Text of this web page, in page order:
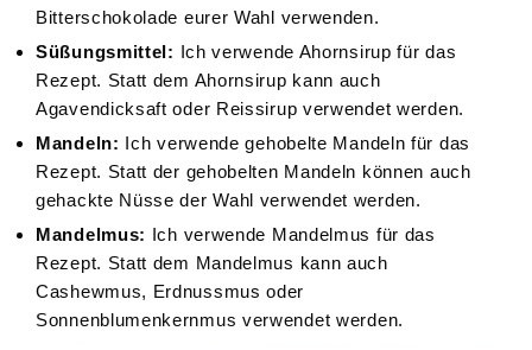
Bitterschokolade eurer Wahl verwenden.
Süßungsmittel: Ich verwende Ahornsirup für das
Rezept. Statt dem Ahornsirup kann auch
Agavendicksaft oder Reissirup verwendet werden.
Mandeln: Ich verwende gehobelte Mandeln für das
Rezept. Statt der gehobelten Mandeln können auch
gehackte Nüsse der Wahl verwendet werden.
Mandelmus: Ich verwende Mandelmus für das
Rezept. Statt dem Mandelmus kann auch
Cashewmus, Erdnussmus oder
Sonnenblumenkernmus verwendet werden.